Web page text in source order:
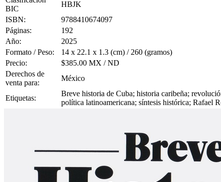
BIC
HBJK
ISBN:
9788410674097
Páginas:
192
Año:
2025
Formato / Peso:
14 x 22.1 x 1.3 (cm) / 260 (gramos)
Precio:
$385.00 MX / ND
Derechos de
venta para:
México
Etiquetas:
Breve historia de Cuba; historia caribeña;
política latinoamericana; síntesis histórica; Rafael